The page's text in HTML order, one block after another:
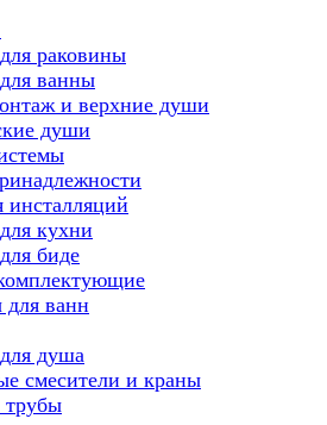
раковины
ванны
и верхние души
души
инсталляций
кухни
биде
для ванн
душа
смесители и краны
трубы